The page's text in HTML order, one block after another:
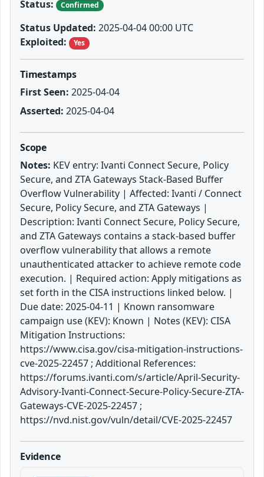
Status:
Confirmed
Status Updated: 2025-04-04 00:00 UTC
Exploited:
Yes
Timestamps
First Seen: 2025-04-04
Asserted: 2025-04-04
Scope
Notes: KEV entry: Ivanti Connect Secure, Policy
Secure, and ZTA Gateways Stack-Based Buffer
Overflow Vulnerability | Affected: Ivanti / Connect
Secure, Policy Secure, and ZTA Gateways |
Description: Ivanti Connect Secure, Policy Secure,
and ZTA Gateways contains a stack-based buffer
overflow vulnerability that allows a remote
unauthenticated attacker to achieve remote code
execution. | Required action: Apply mitigations as
set forth in the CISA instructions linked below. |
Due date: 2025-04-11 | Known ransomware
campaign use (KEV): Known | Notes (KEV): CISA
Mitigation Instructions:
https://www.cisa.gov/cisa-mitigation-instructions-
cve-2025-22457 ; Additional References:
https://forums.ivanti.com/s/article/April-Security-
Advisory-Ivanti-Connect-Secure-Policy-Secure-ZTA-
Gateways-CVE-2025-22457 ;
https://nvd.nist.gov/vuln/detail/CVE-2025-22457
Evidence